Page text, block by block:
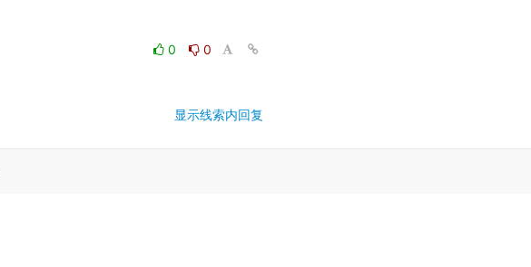
0
0
显示线索内回复